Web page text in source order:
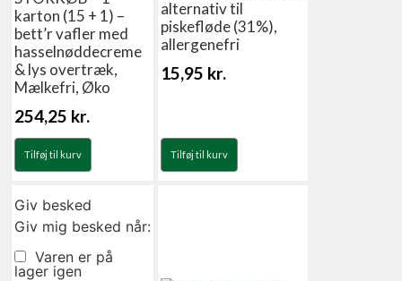
karton (15 + 1) –
bett’r vafler med
hasselnøddecreme
& lys overtræk,
Mælkefri, Øko
254,25 kr.
Tilføj til kurv
alternativ til
piskefløde (31%),
allergenefri
15,95 kr.
Tilføj til kurv
Giv besked
Giv mig besked når:
Varen er på
lager igen